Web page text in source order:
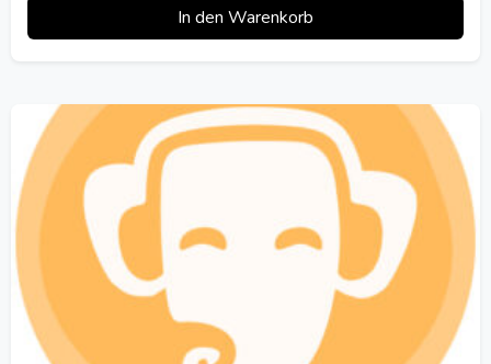
In den Warenkorb